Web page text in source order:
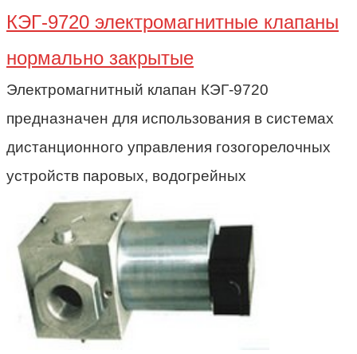
КЭГ-9720 электромагнитные клапаны
нормально закрытые
Электромагнитный клапан КЭГ-9720
предназначен для использования в системах
дистанционного управления гозогорелочных
устройств паровых, водогрейных